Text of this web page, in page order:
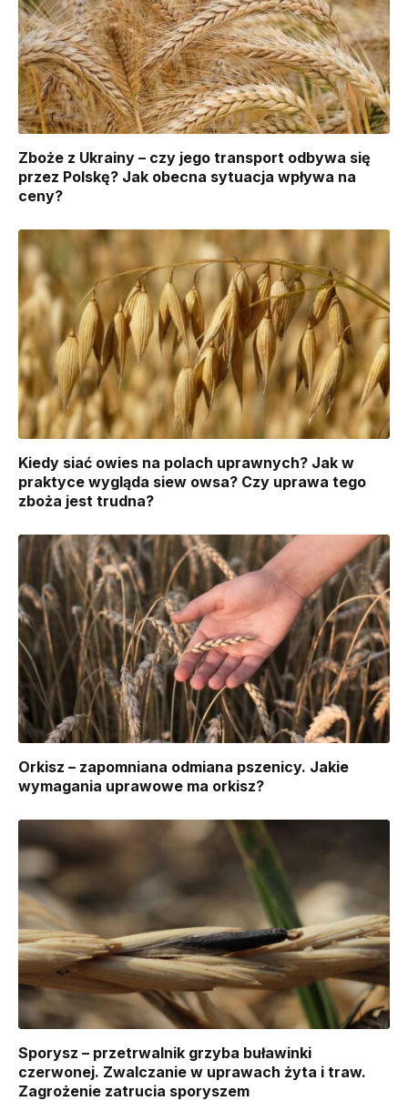
Zboże z Ukrainy – czy jego transport odbywa się
przez Polskę? Jak obecna sytuacja wpływa na
ceny?
Kiedy siać owies na polach uprawnych? Jak w
praktyce wygląda siew owsa? Czy uprawa tego
zboża jest trudna?
Orkisz – zapomniana odmiana pszenicy. Jakie
wymagania uprawowe ma orkisz?
Sporysz – przetrwalnik grzyba buławinki
czerwonej. Zwalczanie w uprawach żyta i traw.
Zagrożenie zatrucia sporyszem